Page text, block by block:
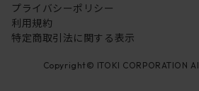
プライバシーポリシー
利用規約
特定商取引法に関する表示
Copyright© ITOKI CORPORATION